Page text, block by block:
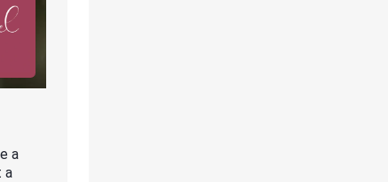
a
a